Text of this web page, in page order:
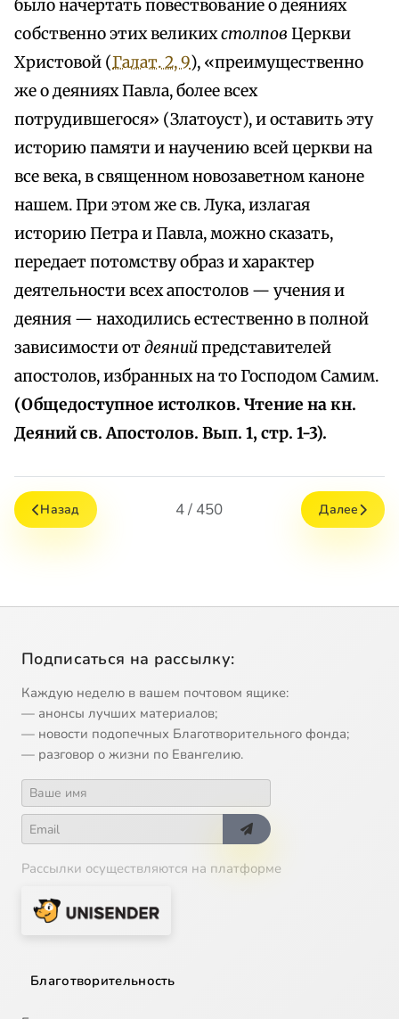
было начертать повествование о деяниях
собственно этих великихстолпов Церкви
Христовой (Галат. 2, 9), «преимущественно
же о деяниях Павла, более всех
потрудившегося» (Златоуст), и оставить эту
историю памяти и научению всей церкви на
все века, в священном новозаветном каноне
нашем. При этом же св. Лука, излагая
историю Петра и Павла, можно сказать,
передает потомству образ и характер
деятельности всех апостолов — учения и
деяния — находились естественно в полной
зависимости отдеянийпредставителей
апостолов, избранных на то Господом Самим.
(Общедоступное истолков. Чтение на кн.
Деяний св. Апостолов. Вып. 1, стр. 1-3).
Назад 4 / 450 Далее
Подписаться на рассылку:
Каждую неделю в вашем почтовом ящике:
— анонсы лучших материалов;
— новости подопечных Благотворительного фонда;
— разговор о жизни по Евангелию.
Рассылки осуществляются на платформе
Благотворительность